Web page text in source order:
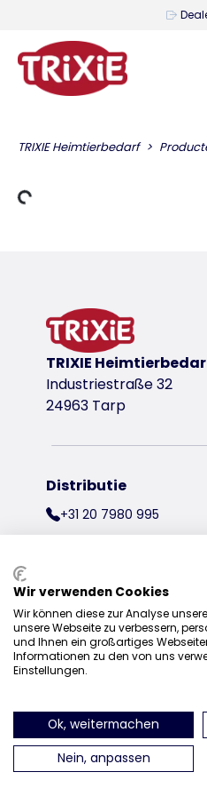
TRIXIE Heimtierbedarf
TRIXIE
Industriestraße 32
24963 Tarp
Distributie
+31 20 7980 995
vind ons op
Wir verwenden Cookies
Wir können diese zur Analyse
unsere Webseite zu verbessern,
und Ihnen ein großartiges
Informationen zu den von uns
Einstellungen.
Ok, weitermachen
Nein, anpassen